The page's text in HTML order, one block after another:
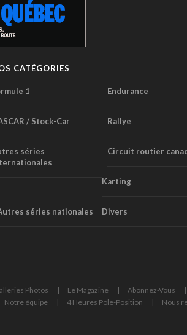
CATÉGORIES
1 Endurance
/ Stock-Car Rallye
séries
Circuit routier
Karting
séries nationales Divers
Photos Le Magazine Abonnez-Vous
Notre équipe 4 Heures Pole-Position Nous